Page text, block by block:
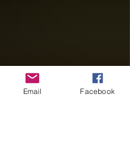
Email Facebook